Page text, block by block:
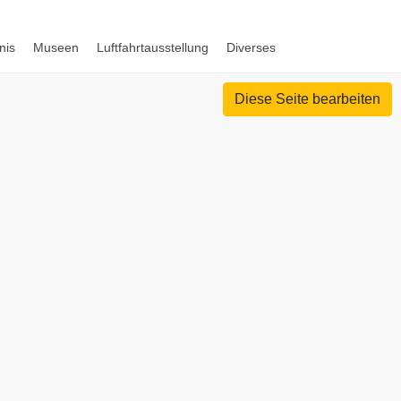
Museen Luftfahrtausstellung Diverses
Diese Seite bearbeiten